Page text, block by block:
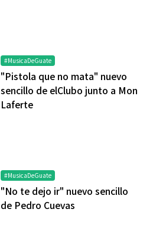
#MusicaDeGuate
"Pistola que no mata" nuevo
sencillo de elClubo junto a Mon
Laferte
#MusicaDeGuate
"No te dejo ir" nuevo sencillo
de Pedro Cuevas